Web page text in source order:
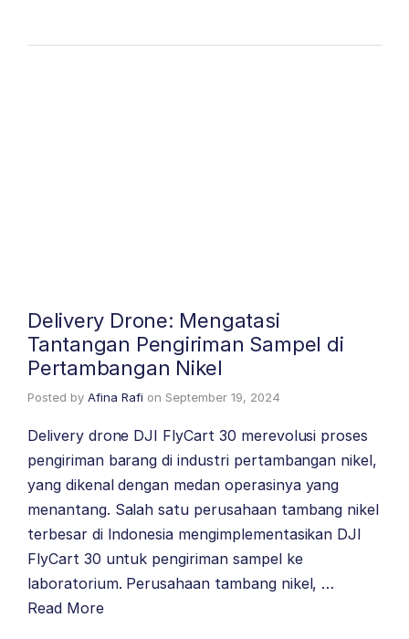
Delivery Drone: Mengatasi
Tantangan Pengiriman Sampel di
Pertambangan Nikel
Posted by Afina Rafi on September 19, 2024
Delivery drone DJI FlyCart 30 merevolusi proses
pengiriman barang di industri pertambangan nikel,
yang dikenal dengan medan operasinya yang
menantang. Salah satu perusahaan tambang nikel
terbesar di Indonesia mengimplementasikan DJI
FlyCart 30 untuk pengiriman sampel ke
laboratorium. Perusahaan tambang nikel, …
Read More